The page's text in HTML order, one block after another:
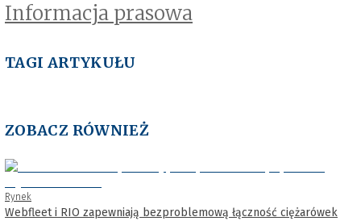
Informacja prasowa
TAGI ARTYKUŁU
ZOBACZ RÓWNIEŻ
Rynek
Webfleet i RIO zapewniają bezproblemową łączność ciężarówek